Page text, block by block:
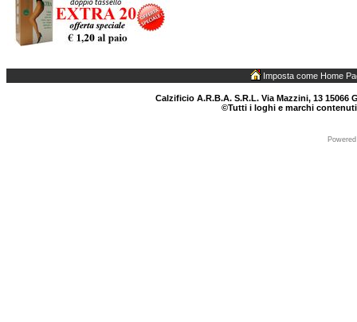
Imposta come Home
Calzificio A.R.B.A. S.R.L. Via Mazzini, 13 15066
©Tutti i loghi e marchi